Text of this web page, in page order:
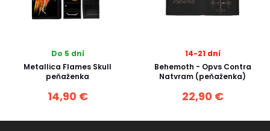
Do 5 dní
Metallica Flames Skull
peňaženka
14,90 €
14-21 dní
Behemoth - Opvs Contra
Natvram (peňaženka)
22,90 €